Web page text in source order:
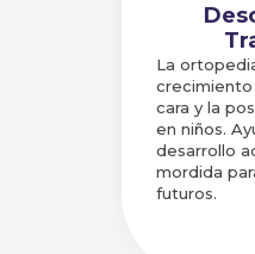
La
crecimiento
cara y la
en niños.
desarrollo
mordida
futuros.